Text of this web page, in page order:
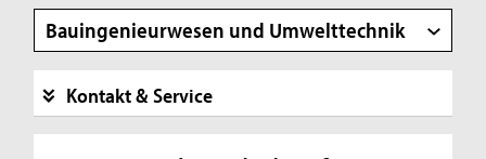
Bauingenieurwesen und Umwelttechnik
Kontakt & Service